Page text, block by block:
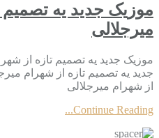
موزیک جدید یه تصمیم
میرجلالی
موزیک جدید یه تصمیم تازه از
جدید یه تصمیم تازه از شهرام
از شهرام میرجلالی
Continue Reading...